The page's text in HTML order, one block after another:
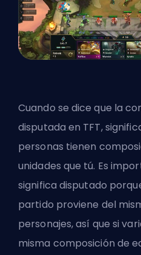
Cuando se dice que la
disputada en TFT,
personas tienen
unidades que tú. Es
significa disputado
partido proviene del
personajes, así que si
misma composición de